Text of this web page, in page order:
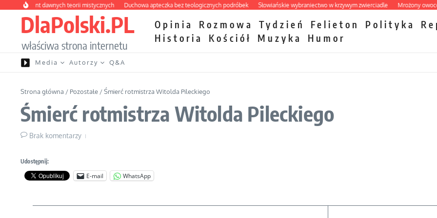
Przejdź do treści
labirynt dawnych teorii mistycznych Duchowa apteczka bez teologicznych podróbek Słowiańskie wybraniectwo w krzywym zwierciadle Mrożony owocowy
DlaPolski.PL
właściwa strona internetu
Opinia Rozmowa Tydzień Felieton Polityka
Historia
Kościół Muzyka Humor
Media Autorzy Q&A
Strona główna / Pozostałe /Śmierć rotmistrza Witolda Pileckiego
Śmierć rotmistrza Witolda Pileckiego
Brak komentarzy
Udostępnij:
E-mail WhatsApp